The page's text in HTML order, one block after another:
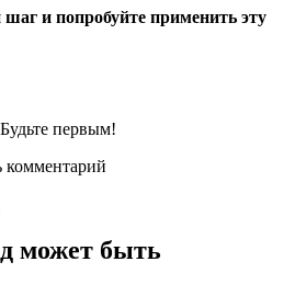
и попробуйте применить эту
первым!
комментарий
может быть